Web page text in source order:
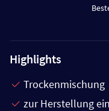
Highlights
Trockenmischung
zur Herstellung